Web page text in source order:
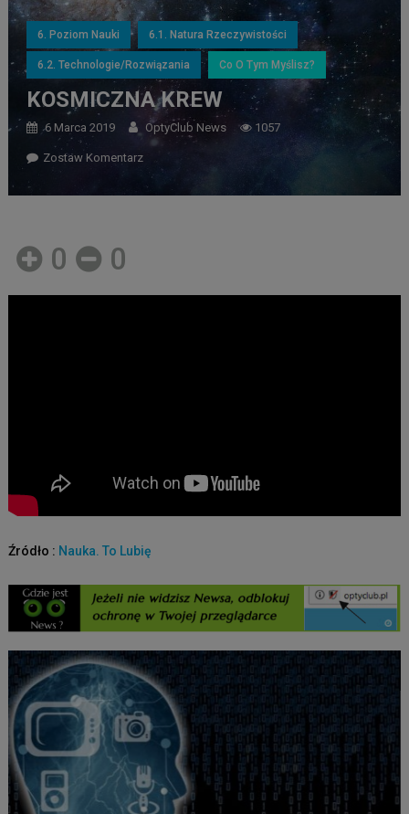
6. Poziom Nauki 6.1. Natura Rzeczywistości
6.2. Technologie/Rozwiązania Co O Tym Myślisz?
KOSMICZNA KREW
6 Marca 2019 OptyClub News 1057
Zostaw Komentarz
0 0
Źródło : Nauka. To Lubię